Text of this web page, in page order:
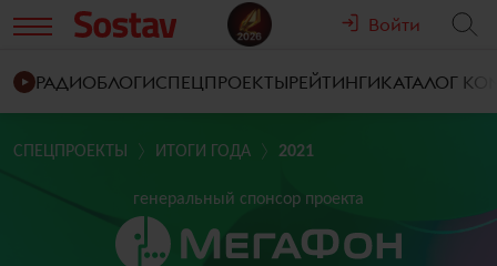
Войти
РАДИОБЛОГИСПЕЦПРОЕКТЫРЕЙТИНГИКАТАЛОГ
СПЕЦПРОЕКТЫ ИТОГИ ГОДА 2021
генеральный спонсор проекта